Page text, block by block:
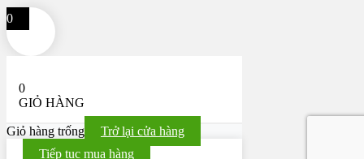
0
0
GIỎ HÀNG
Giỏ hàng trống
Trở lại cửa hàng
Tiếp tục mua hàng